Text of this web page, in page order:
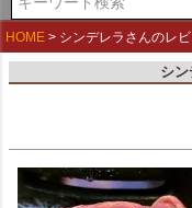
HOME シンデレラさんのレ
シ